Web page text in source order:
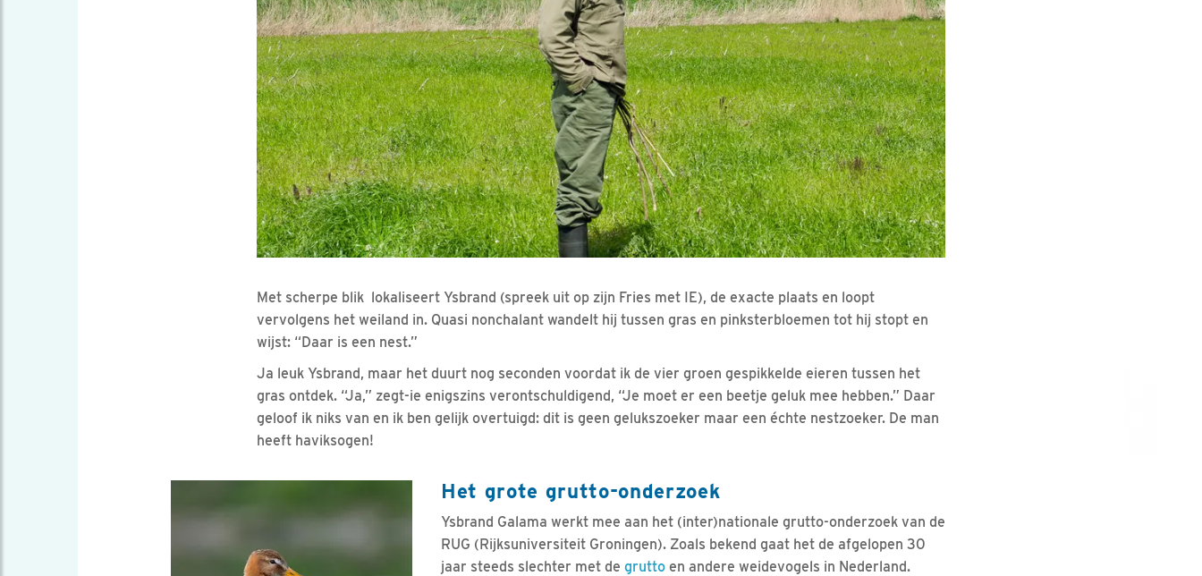
Met scherpe blik lokaliseert Ysbrand (spreek uit op zijn Fries met IE), de exacte plaats en loopt
vervolgens het weiland in. Quasi nonchalant wandelt hij tussen gras en pinksterbloemen tot hij stopt en
wijst: “Daar is een nest.”
Ja leuk Ysbrand, maar het duurt nog seconden voordat ik de vier groen gespikkelde eieren tussen het
gras ontdek. “Ja,” zegt-ie enigszins verontschuldigend, “Je moet er een beetje geluk mee hebben.” Daar
geloof ik niks van en ik ben gelijk overtuigd: dit is geen gelukszoeker maar een échte nestzoeker. De man
heeft haviksogen!
Het grote grutto-onderzoek
Ysbrand Galama werkt mee aan het (inter)nationale grutto-onderzoek van de
RUG (Rijksuniversiteit Groningen). Zoals bekend gaat het de afgelopen 30
jaar steeds slechter met de grutto en andere weidevogels in Nederland.